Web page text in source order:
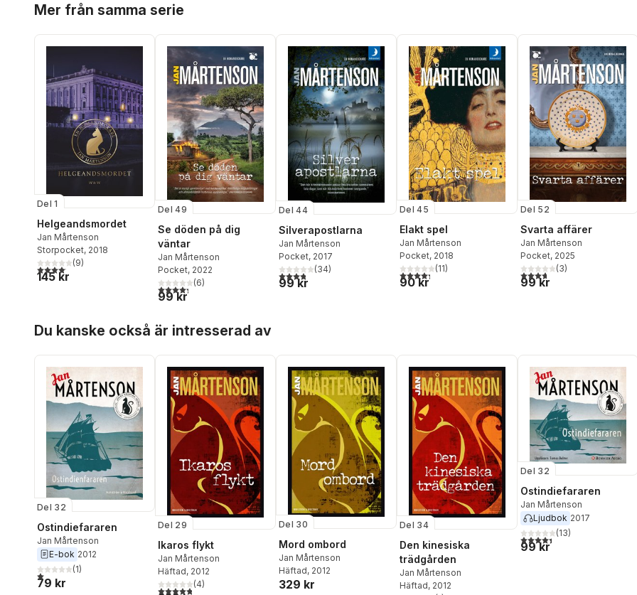
Mer från samma serie
Del 1
Helgeandsmordet
Jan Mårtenson
Storpocket, 2018
4,1utav 5 stjärnor. Totalt antal röster:
(9)
145 kr
Del 49
Se döden på dig
väntar
Jan Mårtenson
Pocket, 2022
4,3utav 5 stjärnor. Totalt antal röster:
(6)
99 kr
Del 44
Silverapostlarna
Jan Mårtenson
Pocket, 2017
3,8utav 5 stjärnor. Totalt antal röster:
(34)
99 kr
Del 45
Elakt spel
Jan Mårtenson
Pocket, 2018
4,3utav 5 stjärnor. Totalt antal röster:
(11)
90 kr
Del 52
Svarta affärer
Jan Mårtenson
Pocket, 2025
3,7utav 5 stjärnor. Totalt
(3)
99 kr
Du kanske också är intresserad av
Del 32
Ostindiefararen
Jan Mårtenson
E-bok 2012
1,0utav 5 stjärnor. Totalt antal röster:
(1)
79 kr
Del 29
Ikaros flykt
Jan Mårtenson
Häftad, 2012
4,8utav 5 stjärnor. Totalt antal röster:
(4)
Del 30
Mord ombord
Jan Mårtenson
Häftad, 2012
329 kr
Del 34
Den kinesiska
trädgården
Jan Mårtenson
Häftad, 2012
Del 32
Ostindiefararen
Jan Mårtenson
Ljudbok 2017
4,4utav 5 stjärnor. Totalt
(13)
99 kr